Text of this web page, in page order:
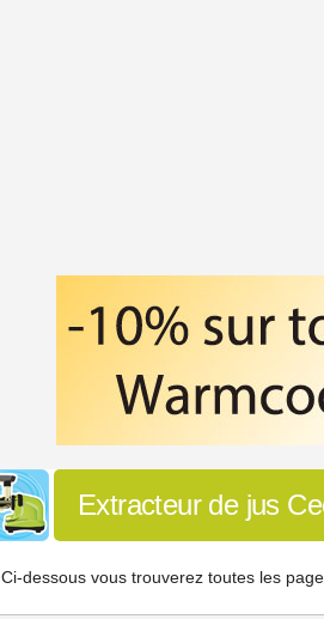
Extracteur de jus
Ci-dessous vous trouverez toutes les